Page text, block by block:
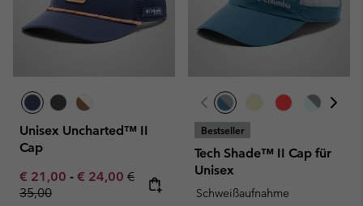
Unisex Uncharted™ II
Cap
Minimum sale price:
€ 21,00 - Maximum sale price:
€ 24,00 Regular price:
€
35,00
Bestseller
Tech Shade™ II Cap für
Unisex
Schweißaufnahme